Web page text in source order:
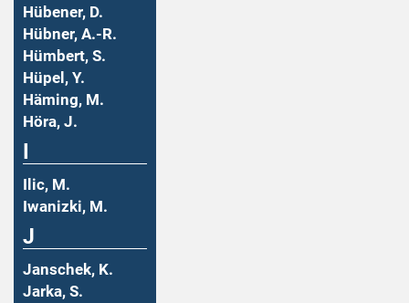
Hübener, D.
Hübner, A.-R.
Hümbert, S.
Hüpel, Y.
Häming, M.
Höra, J.
Ilic, M.
Iwanizki, M.
J
Janschek, K.
Jarka, S.